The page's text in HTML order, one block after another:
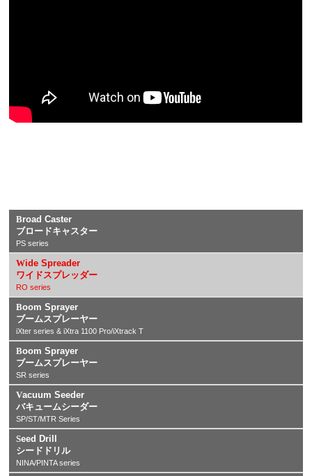
Broad Caster
ブロードキャスター
PS series
Wide Spreader
ワイドスプレッダー
RO series
Boom Sprayer
ブームスプレーヤー
iXter series & iXtra 1100 Pro/iXtrack T
Boom Sprayer
ブームスプレーヤー
SR series
Vacuum Seeder
バキュームシーダー
SP/ST/MTR Series
Seed Drill
シードドリル
NINA/PINTA series